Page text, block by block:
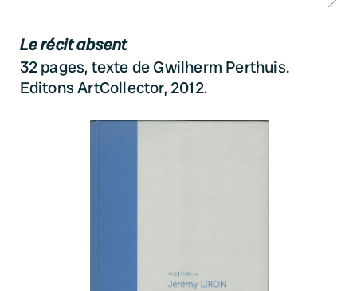
Le récit absent
32 pages, texte de Gwilherm Perthuis.
Editons ArtCollector, 2012.